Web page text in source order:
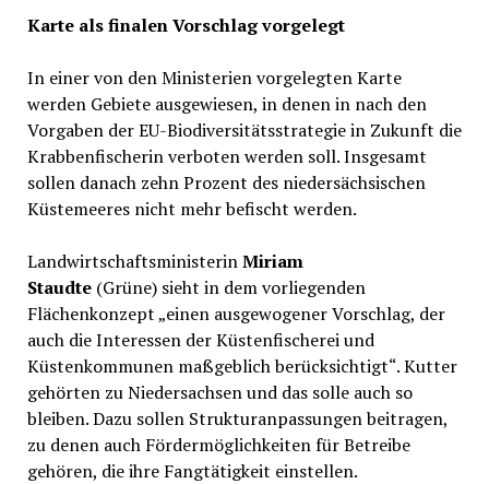
Karte als finalen Vorschlag vorgelegt
In einer von den Ministerien vorgelegten Karte
werden Gebiete ausgewiesen, in denen in nach den
Vorgaben der EU-Biodiversitätsstrategie in Zukunft die
Krabbenfischerin verboten werden soll. Insgesamt
sollen danach zehn Prozent des niedersächsischen
Küstemeeres nicht mehr befischt werden.
LandwirtschaftsministerinMiriam
Staudte(Grüne) sieht in dem vorliegenden
Flächenkonzept „einen ausgewogener Vorschlag, der
auch die Interessen der Küstenfischerei und
Küstenkommunen maßgeblich berücksichtigt“. Kutter
gehörten zu Niedersachsen und das solle auch so
bleiben. Dazu sollen Strukturanpassungen beitragen,
zu denen auch Fördermöglichkeiten für Betreibe
gehören, die ihre Fangtätigkeit einstellen.